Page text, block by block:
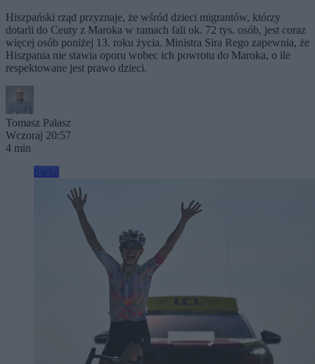
Hiszpański rząd przyznaje, że wśród dzieci migrantów, którzy
dotarli do Ceuty z Maroka w ramach fali ok. 72 tys. osób, jest coraz
więcej osób poniżej 13. roku życia. Ministra Sira Rego zapewnia, że
Hiszpania nie stawia oporu wobec ich powrotu do Maroka, o ile
respektowane jest prawo dzieci.
Tomasz Pałasz
Wczoraj 20:57
4 min